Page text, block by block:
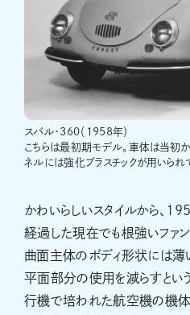
スバル・360（1958年）
こちらは最初期モデル。車体は当初
ネルには強化プラスチックが用いられ
かわいらしいスタイルから、
経過した現在でも根強いファ
曲面主体のボディ形状には
平面部分の使用を減らすとい
行機で培われた航空機の機